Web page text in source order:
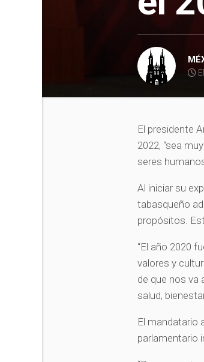
El presidente
2022, “sea
seres
Al iniciar su
tabasqueño
propósitos.
“El año 2020
valores y
de que nos va
salud,
El mandatario
parlamentario